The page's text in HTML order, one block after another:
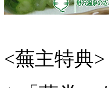
<蕪主特典>